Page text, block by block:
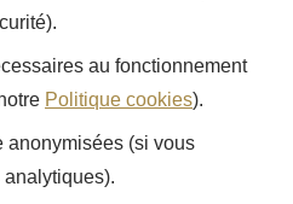
au fonctionnement
Politique cookies).
anonymisées (si vous